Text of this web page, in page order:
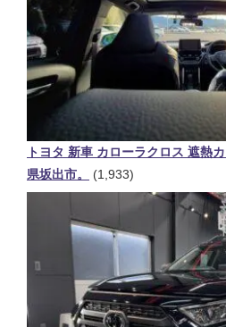
トヨタ 新車 カローラクロス 遮熱
県坂出市。
(1,933)